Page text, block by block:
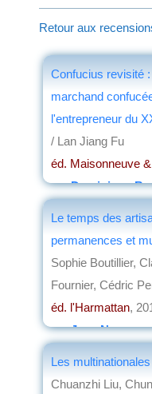
Retour aux
Confucius revisité
marchand
l'entrepreneur du
/ Lan Jiang Fu
éd. Maisonneuve
parDominique
Le temps des
permanences et
Sophie Boutillier,
Fournier, Cédric
éd. l'Harmattan,
parJean Nemo
Les
Chuanzhi Liu,